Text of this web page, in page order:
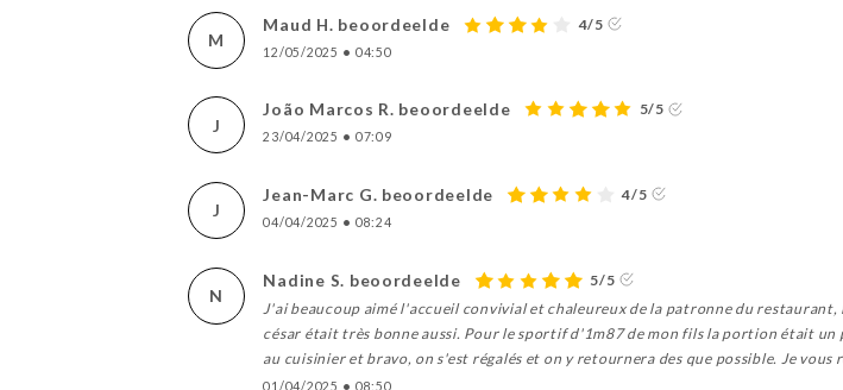
M
Maud H. beoordeelde 4/5
12/05/2025 • 04:50
J
João Marcos R. beoordeelde 5/5
23/04/2025 • 07:09
J
Jean-Marc G. beoordeelde 4/5
04/04/2025 • 08:24
N
Nadine S. beoordeelde
5/5
J'ai beaucoup aimé l'accueil convivial et chaleureux de la patronne du
césar était très bonne aussi. Pour le sportif d'1m87 de mon fils la portion était
au cuisinier et bravo, on s'est régalés et on y retournera des que possible. Je vous
01/04/2025 • 08:50